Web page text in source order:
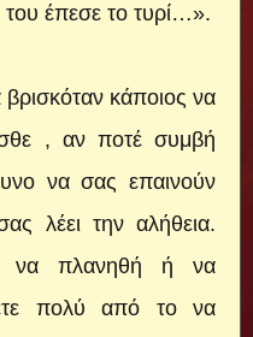
έπεσε το τυρί…».
κάποιος να
, αν ποτέ συμβή
να σας επαινούν
λέει την αλήθεια.
να πλανηθή ή να
πολύ από το να